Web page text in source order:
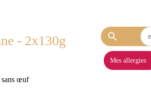
- 2x130g
sans œuf
Mes allergies
search